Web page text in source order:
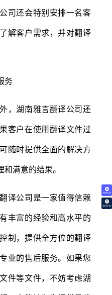
免费试译
翻译价格
司还会特别安排一名客
解客户需求，并对翻译
务
外，湖南雅言翻译公司还
客户在使用翻译文件过
随时提供全面的解决方
满意的结果。
公司是一家值得信赖
丰富的经验和高水平的
制，提供全方位的翻译
业的售后服务。如果您
件等文件，不妨考虑湖